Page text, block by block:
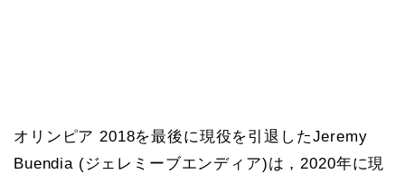
オリンピア 2018を最後に現役を引退したJeremy
Buendia (ジェレミーブエンディア)は，2020年に現